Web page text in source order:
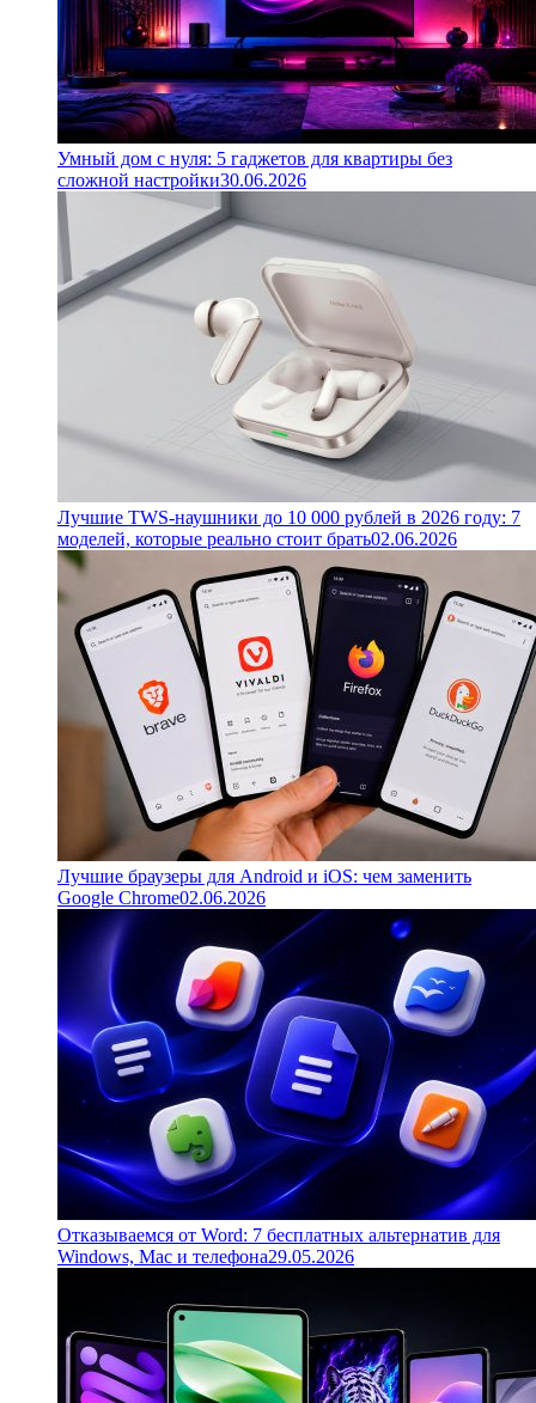
Умный дом с нуля: 5 гаджетов для квартиры без
сложной настройки30.06.2026
Лучшие TWS-наушники до 10 000 рублей в 2026 году: 7
моделей, которые реально стоит брать02.06.2026
Лучшие браузеры для Android и iOS: чем заменить
Google Chrome02.06.2026
Отказываемся от Word: 7 бесплатных альтернатив для
Windows, Mac и телефона29.05.2026